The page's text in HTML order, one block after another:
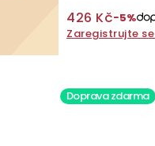
426 Kč−5%
Zaregistrujte se
Doprava zdarma